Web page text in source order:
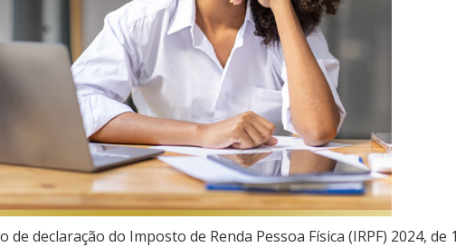
de declaração do Imposto de Renda Pessoa Física (IRPF) 2024,